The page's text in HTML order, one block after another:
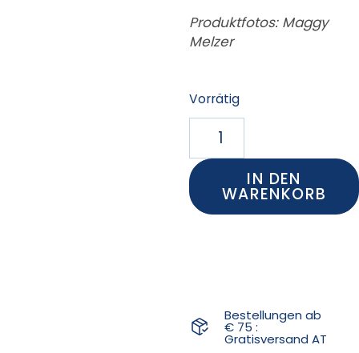
Produktfotos: Maggy
Melzer
Vorrätig
IN DEN
WARENKORB
Bestellungen ab
€ 75 :
Gratisversand AT